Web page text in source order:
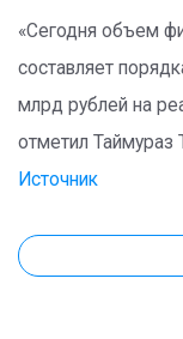
«Сегодня объем
составляет
млрд рублей на
отметил Таймураз
Источник